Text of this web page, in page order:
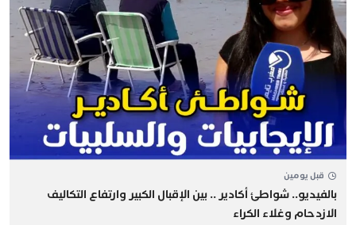
قبل يومين
بالفيديو.. شواطئ أكادير .. بين الإقبال الكبير وارتفاع التكاليف
الازدحام وغلاء الكراء